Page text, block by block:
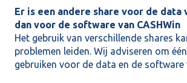
Er is een andere share voor de data
dan voor de software van CASHWin
Het gebruik van verschillende shares
problemen leiden. Wij adviseren om
gebruiken voor de data en de software